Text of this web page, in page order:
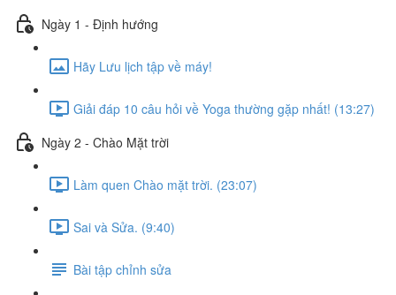
Ngày 1 - Định hướng
Hãy Lưu lịch tập về máy!
Giải đáp 10 câu hỏi về Yoga thường gặp nhất! (13:27)
Ngày 2 - Chào Mặt trời
Làm quen Chào mặt trời. (23:07)
Sai và Sửa. (9:40)
Bài tập chỉnh sửa